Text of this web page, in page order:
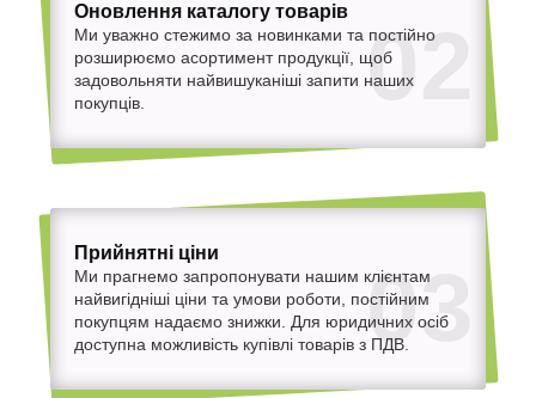
02
Оновлення каталогу товарів
Ми уважно стежимо за новинками та постійно
розширюємо асортимент продукції, щоб
задовольняти найвишуканіші запити наших
покупців.
03
Прийнятні ціни
Ми прагнемо запропонувати нашим клієнтам
найвигідніші ціни та умови роботи, постійним
покупцям надаємо знижки. Для юридичних осіб
доступна можливість купівлі товарів з ПДВ.